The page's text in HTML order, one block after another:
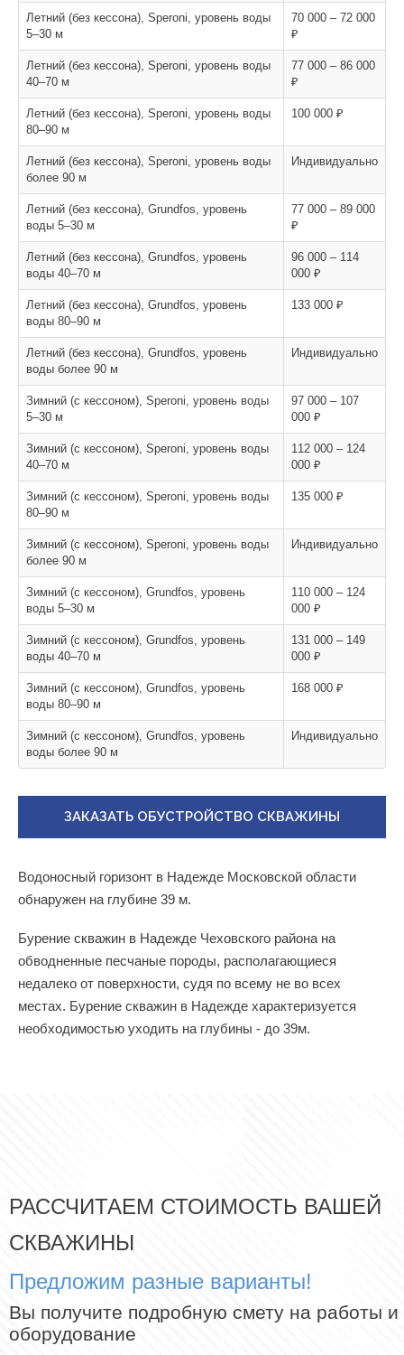
Летний (без кессона), Speroni, уровень воды
5–30 м
70 000 – 72 000
₽
Летний (без кессона), Speroni, уровень воды
40–70 м
77 000 – 86 000
₽
Летний (без кессона), Speroni, уровень воды
80–90 м
100 000 ₽
Летний (без кессона), Speroni, уровень воды
более 90 м
Индивидуально
Летний (без кессона), Grundfos, уровень
воды 5–30 м
77 000 – 89 000
₽
Летний (без кессона), Grundfos, уровень
воды 40–70 м
96 000 – 114
000 ₽
Летний (без кессона), Grundfos, уровень
воды 80–90 м
133 000 ₽
Летний (без кессона), Grundfos, уровень
воды более 90 м
Индивидуально
Зимний (с кессоном), Speroni, уровень воды
5–30 м
97 000 – 107
000 ₽
Зимний (с кессоном), Speroni, уровень воды
40–70 м
112 000 – 124
000 ₽
Зимний (с кессоном), Speroni, уровень воды
80–90 м
135 000 ₽
Зимний (с кессоном), Speroni, уровень воды
более 90 м
Индивидуально
Зимний (с кессоном), Grundfos, уровень
воды 5–30 м
110 000 – 124
000 ₽
Зимний (с кессоном), Grundfos, уровень
воды 40–70 м
131 000 – 149
000 ₽
Зимний (с кессоном), Grundfos, уровень
воды 80–90 м
168 000 ₽
Зимний (с кессоном), Grundfos, уровень
воды более 90 м
Индивидуально
ЗАКАЗАТЬ ОБУСТРОЙСТВО СКВАЖИНЫ
Водоносный горизонт в Надежде Московской области
обнаружен на глубине 39 м.
Бурение скважин в Надежде Чеховского района на
обводненные песчаные породы, располагающиеся
недалеко от поверхности, судя по всему не во всех
местах. Бурение скважин в Надежде характеризуется
необходимостью уходить на глубины - до 39м.
РАССЧИТАЕМ СТОИМОСТЬ ВАШЕЙ
СКВАЖИНЫ
Предложим разные варианты!
Вы получите подробную смету на работы и
оборудование